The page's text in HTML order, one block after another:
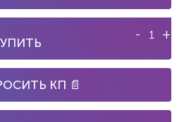
- +
КП 📄